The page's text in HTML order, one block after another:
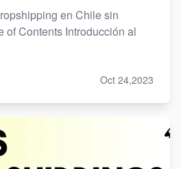
en Chile sin
of Contents Introducción al
Oct 24,2023